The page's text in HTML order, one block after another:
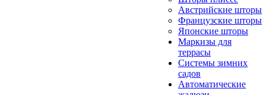
Австрийские шторы
Французские шторы
Японские шторы
Маркизы для
террасы
Системы зимних
садов
Автоматические